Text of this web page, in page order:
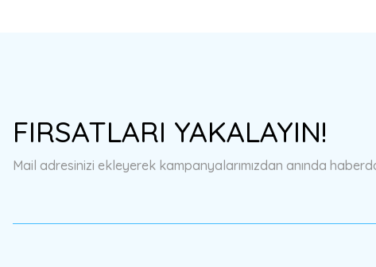
FIRSATLARI YAKALAYIN!
Mail adresinizi ekleyerek kampanyalarımızdan anında